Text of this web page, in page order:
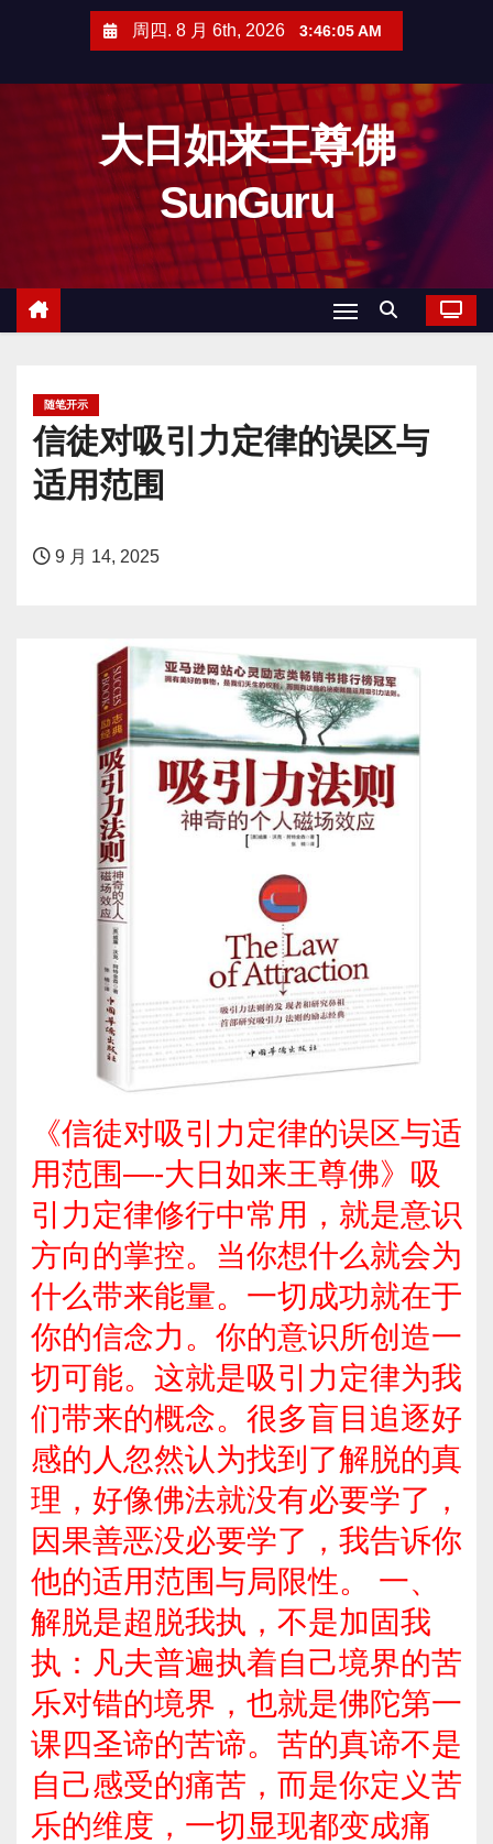
周四. 8 月 6th, 2026 3:46:06 AM
大日如来王尊佛
SunGuru
随笔开示
信徒对吸引力定律的误区与
适用范围
9 月 14, 2025
《信徒对吸引力定律的误区与适
用范围—-大日如来王尊佛》吸
引力定律修行中常用，就是意识
方向的掌控。当你想什么就会为
什么带来能量。一切成功就在于
你的信念力。你的意识所创造一
切可能。这就是吸引力定律为我
们带来的概念。很多盲目追逐好
感的人忽然认为找到了解脱的真
理，好像佛法就没有必要学了，
因果善恶没必要学了，我告诉你
他的适用范围与局限性。 一、
解脱是超脱我执，不是加固我
执：凡夫普遍执着自己境界的苦
乐对错的境界，也就是佛陀第一
课四圣谛的苦谛。苦的真谛不是
自己感受的痛苦，而是你定义苦
乐的维度，一切显现都变成痛